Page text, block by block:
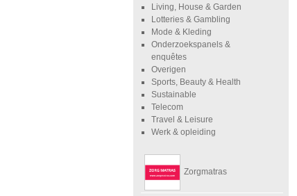
Living, House & Garden
Lotteries & Gambling
Mode & Kleding
Onderzoekspanels &
enquêtes
Overigen
Sports, Beauty & Health
Sustainable
Telecom
Travel & Leisure
Werk & opleiding
Zorgmatras